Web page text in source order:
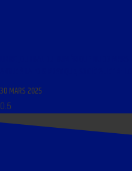
30 MARS 2025